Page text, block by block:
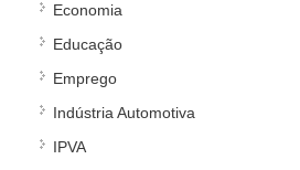
Economia
Educação
Emprego
Indústria Automotiva
IPVA